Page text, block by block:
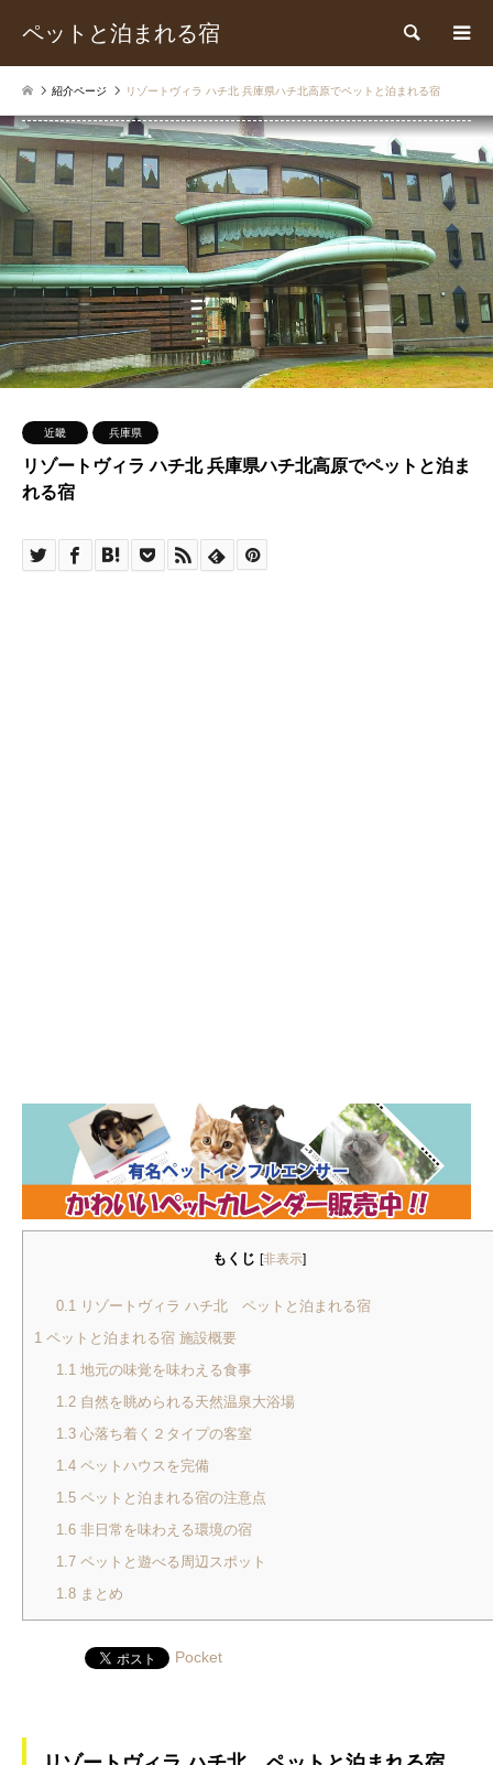
ペットと泊まれる宿 検索
紹介ページ リゾートヴィラ ハチ北 兵庫県ハチ北高原でペットと泊まれる宿
近畿 兵庫県
リゾートヴィラ ハチ北 兵庫県ハチ北高原でペットと泊ま
れる宿
もくじ [非表示]
0.1 リゾートヴィラ ハチ北 ペットと泊まれる宿
1 ペットと泊まれる宿 施設概要
1.1 地元の味覚を味わえる食事
1.2自然を眺められる天然温泉大浴場
1.3心落ち着く２タイプの客室
1.4ペットハウスを完備
1.5ペットと泊まれる宿の注意点
1.6非日常を味わえる環境の宿
1.7ペットと遊べる周辺スポット
1.8まとめ
Pocket